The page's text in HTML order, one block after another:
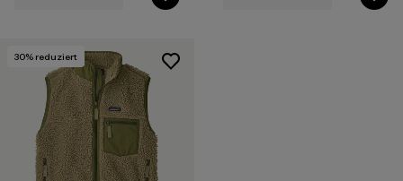
30% reduziert